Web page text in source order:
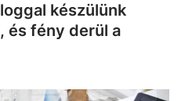
készülünk
és fény derül a